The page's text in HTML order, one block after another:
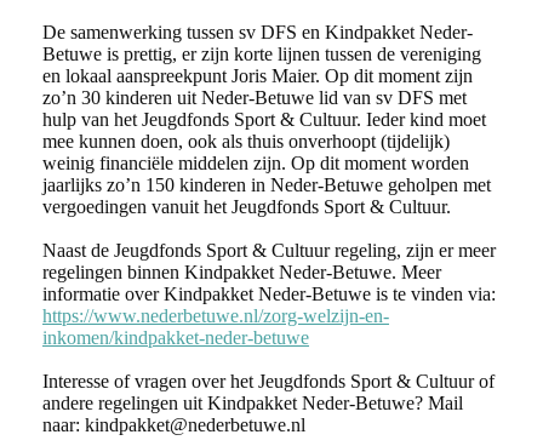
De samenwerking tussen sv DFS en Kindpakket Neder-
Betuwe is prettig, er zijn korte lijnen tussen de vereniging
en lokaal aanspreekpunt Joris Maier. Op dit moment zijn
zo’n 30 kinderen uit Neder-Betuwe lid van sv DFS met
hulp van het Jeugdfonds Sport & Cultuur. Ieder kind moet
mee kunnen doen, ook als thuis onverhoopt (tijdelijk)
weinig financiële middelen zijn. Op dit moment worden
jaarlijks zo’n 150 kinderen in Neder-Betuwe geholpen met
vergoedingen vanuit het Jeugdfonds Sport & Cultuur.
Naast de Jeugdfonds Sport & Cultuur regeling, zijn er meer
regelingen binnen Kindpakket Neder-Betuwe. Meer
informatie over Kindpakket Neder-Betuwe is te vinden via:
https://www.nederbetuwe.nl/zorg-welzijn-en-
inkomen/kindpakket-neder-betuwe
Interesse of vragen over het Jeugdfonds Sport & Cultuur of
andere regelingen uit Kindpakket Neder-Betuwe? Mail
naar: kindpakket@nederbetuwe.nl